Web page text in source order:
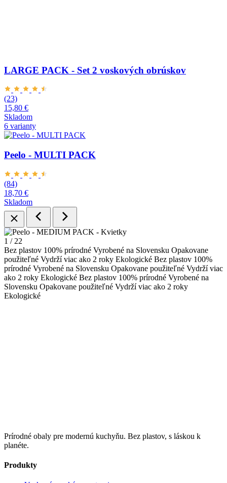
LARGE PACK - Set 2 voskových obrúskov
(23)
15,80 €
Skladom
6 varianty
Peelo - MULTI PACK
(84)
18,70 €
Skladom
1 / 22
Bez plastov 100% prírodné Vyrobené na Slovensku Opakovane
použiteľné Vydrží viac ako 2 roky Ekologické Bez plastov 100%
prírodné Vyrobené na Slovensku Opakovane použiteľné Vydrží viac
ako 2 roky Ekologické Bez plastov 100% prírodné Vyrobené na
Slovensku Opakovane použiteľné Vydrží viac ako 2 roky
Ekologické
Prírodné obaly pre modernú kuchyňu. Bez plastov, s láskou k
planéte.
Produkty